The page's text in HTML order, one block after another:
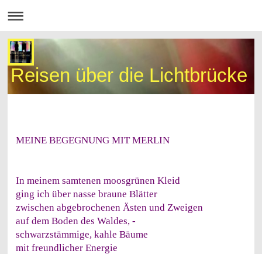
Reisen über die Lichtbrücke
MEINE BEGEGNUNG MIT MERLIN
In meinem samtenen moosgrünen Kleid
ging ich über nasse braune Blätter
zwischen abgebrochenen Ästen und Zweigen
auf dem Boden des Waldes, -
schwarzstämmige, kahle Bäume
mit freundlicher Energie